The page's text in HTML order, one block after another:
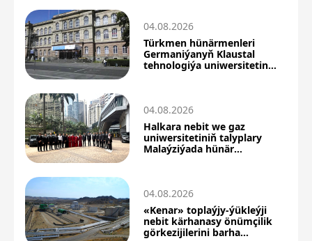
04.08.2026
Türkmen hünärmenleri
Germaniýanyň Klaustal
tehnologiýa uniwersitetinde
04.08.2026
Halkara nebit we gaz
uniwersitetiniň talyplary
Malaýziýada hünär
04.08.2026
«Kenar» toplaýjy-ýükleýji
nebit kärhanasy önümçilik
görkezijilerini barha